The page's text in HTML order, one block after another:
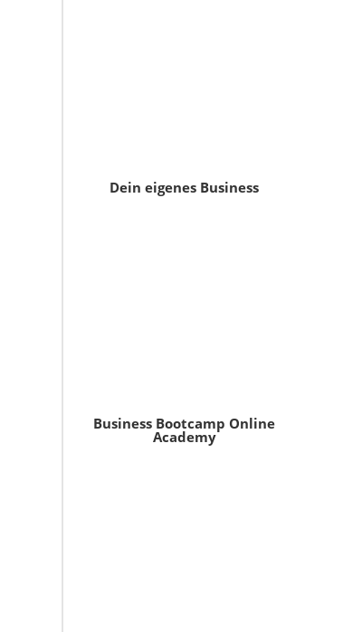
Dein eigenes Business
Business Bootcamp Online
Academy